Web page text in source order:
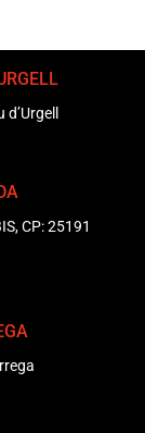
d’Urgell
CP: 25191